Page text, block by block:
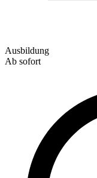
Ausbildung
Ab sofort